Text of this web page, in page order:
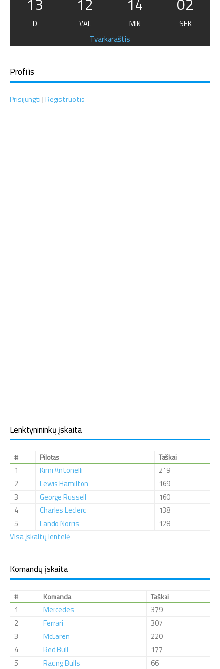
D VAL MIN
SEK
Tvarkaraštis
Profilis
Prisijungti|Registruotis
Lenktynininkų įskaita
# Pilotas Taškai
1 Kimi Antonelli
219
2
Lewis Hamilton
169
3
George Russell
160
4
Charles Leclerc
138
5
Lando Norris
128
Visa įskaitų lentelė
Komandų įskaita
# Komanda Taškai
1 Mercedes
379
2
Ferrari
307
3
McLaren
220
4
Red Bull
177
5
Racing Bulls
66